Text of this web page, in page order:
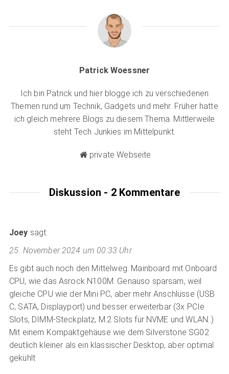
Patrick Woessner
Ich bin Patrick und hier blogge ich zu verschiedenen
Themen rund um Technik, Gadgets und mehr. Früher hatte
ich gleich mehrere Blogs zu diesem Thema. Mittlerweile
steht Tech Junkies im Mittelpunkt.
private Webseite
Diskussion - 2 Kommentare
Joey sagt:
25. November 2024 um 00:33 Uhr
Es gibt auch noch den Mittelweg: Mainboard mit Onboard
CPU, wie das Asrock N100M. Genauso sparsam, weil
gleiche CPU wie der Mini PC, aber mehr Anschlüsse (USB
C, SATA, Displayport) und besser erweiterbar (3x PCIe
Slots, DIMM-Steckplatz, M.2 Slots für NVME und WLAN..)
Mit einem Kompaktgehäuse wie dem Silverstone SG02
deutlich kleiner als ein klassischer Desktop, aber optimal
gekühlt